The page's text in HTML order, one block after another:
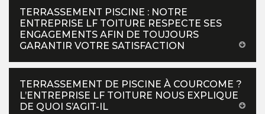
TERRASSEMENT PISCINE : NOTRE
ENTREPRISE LF TOITURE RESPECTE SES
ENGAGEMENTS AFIN DE TOUJOURS
GARANTIR VOTRE SATISFACTION
TERRASSEMENT DE PISCINE À COURCOME ?
L’ENTREPRISE LF TOITURE NOUS EXPLIQUE
DE QUOI S’AGIT-IL